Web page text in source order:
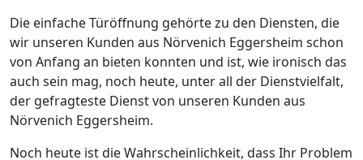
Die einfache Türöffnung gehörte zu den Diensten, die
wir unseren Kunden aus Nörvenich Eggersheim schon
von Anfang an bieten konnten und ist, wie ironisch das
auch sein mag, noch heute, unter all der Dienstvielfalt,
der gefragteste Dienst von unseren Kunden aus
Nörvenich Eggersheim.
Noch heute ist die Wahrscheinlichkeit, dass Ihr Problem